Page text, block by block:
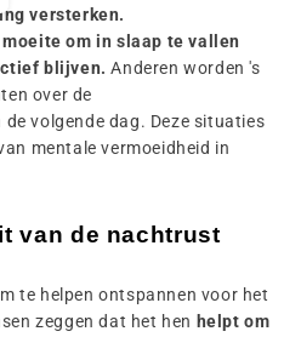
versterken.
om in slaap te vallen
blijven.Anderen worden 's
over de
volgende dag. Deze situaties
mentale vermoeidheid in
van de nachtrust
te helpen ontspannen voor het
zeggen dat het hen helpt om